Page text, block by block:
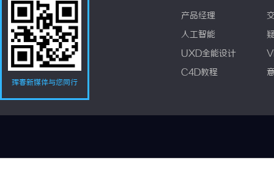
珲春新媒体与您同行
产品经理
人工智能
UXD全能设计
C4D教程